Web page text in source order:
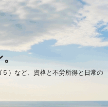
）など、資格と不労所得と日常の